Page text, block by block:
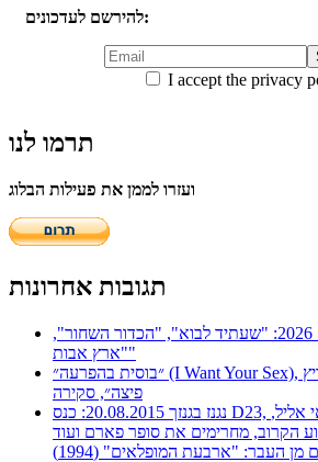
להירשם לעדכונים:
I accept the privacy
תרמו לנו
ועזרו לממן את פעילות הבלוג
תגובות אחרונות
פסטיבל ירושלים 2026: "שעתיד לבוא", "הכדור השחור",
"ארץ אבות"
פיצה״, סקירה
נגנז בגנזך 20.08.2015: כנס D23, החלפת מזוזות מול רופאי אליל,
הקרוב, מחרימים את סופר פארם ועוד
מן העבר: "ארבעת המופלאים" (1994)